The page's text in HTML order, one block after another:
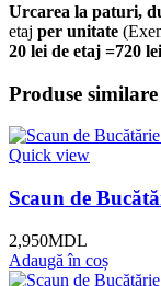
Urcarea la paturi,
etaj per unitate
20 lei de etaj =720 lei
Produse similare
Quick view
Scaun de
2,950MDL
Adaugă în coș